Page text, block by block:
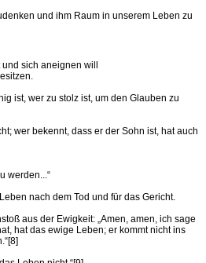
und ihm Raum in unserem Leben zu
sich aneignen will
ist, wer zu stolz ist, um den Glauben zu
wer bekennt, dass er der Sohn ist, hat auch
werden...“
nach dem Tod und für das Gericht.
aus der Ewigkeit: „Amen, amen, ich sage
hat das ewige Leben; er kommt nicht ins